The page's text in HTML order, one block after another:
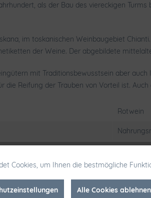
als der Bau des viereckigen
im toskanischen Weinbaugebiet
der Weine. Der abgebildete
mit Traditionsbewusstsein aber
Reifung der Trauben von Vorteil ist.
Rotwein
Via di
5,4g/L
Cookies, um Ihnen die bestmögliche
Alle Cookies ablehnen